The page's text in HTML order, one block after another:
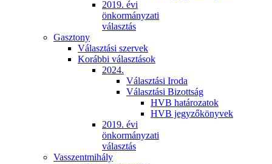
2019. évi
önkormányzati
választás
Gasztony
Választási szervek
Korábbi választások
2024.
Választási Iroda
Választási Bizottság
HVB határozatok
HVB jegyzőkönyvek
2019. évi
önkormányzati
választás
Vasszentmihály